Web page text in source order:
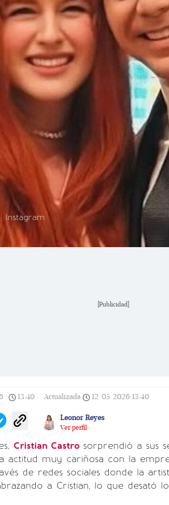
Instagram
[Publicidad]
13:40 Actualizada 12/05/2026 13:40
Leonor Reyes
Ver perfil
Cristian Castro sorprendió a sus
actitud muy cariñosa con la
de redes sociales donde la
a Cristian, lo que desató